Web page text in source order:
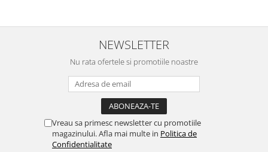
NEWSLETTER
Nu rata ofertele si promotiile noastre
Vreau sa primesc newsletter cu promotiile
magazinului. Afla mai multe in Politica de
Confidentialitate